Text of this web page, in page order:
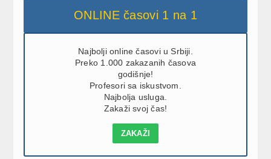
ONLINE časovi 1 na 1
Najbolji online časovi u Srbiji.
Preko 1.000 zakazanih časova
godišnje!
Profesori sa iskustvom.
Najbolja usluga.
Zakaži svoj čas!
ZAKAŽI